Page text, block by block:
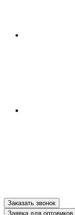
Заказать звонок
Заявка для оптовиков